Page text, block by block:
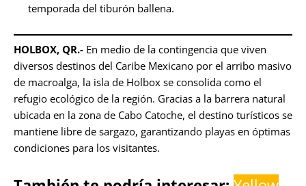
temporada del tiburón ballena.
HOLBOX, QR.- En medio de la contingencia que viven
diversos destinos del Caribe Mexicano por el arribo masivo
de macroalga, la isla de Holbox se consolida como el
refugio ecológico de la región. Gracias a la barrera natural
ubicada en la zona de Cabo Catoche, el destino turísticos se
mantiene libre de sargazo, garantizando playas en óptimas
condiciones para los visitantes.